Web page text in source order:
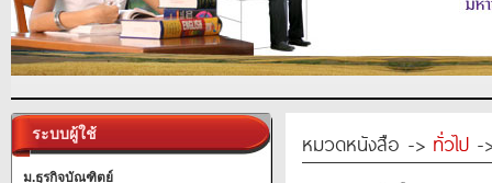
ระบบผู้ใช้
ม.ธุรกิจบัณฑิตย์
หมวดหนังสือ -> ทั่วไป -